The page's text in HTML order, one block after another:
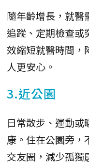
隨年齡增長，就醫
追蹤、定期檢查或
效縮短就醫時間，
人更安心。
3.近公園
日常散步、運動
康。住在公園旁，
交友圈，減少孤獨